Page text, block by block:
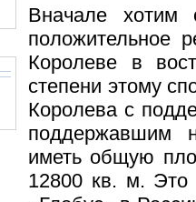
Вначале хотим
положительное
Королеве в
степени этому
Королева с
поддержавшим
иметь общую
12800 кв. м. Это